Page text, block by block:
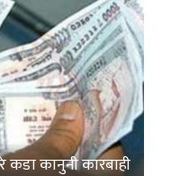
कानुनी कारबाही